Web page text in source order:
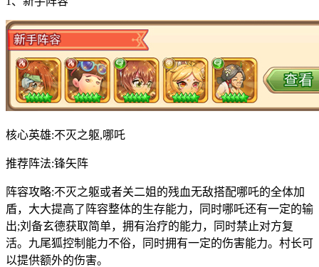
核心英雄:不灭之躯,哪吒
推荐阵法:锋矢阵
阵容攻略:不灭之躯或者关二姐的残血无敌搭配哪吒的全体加
盾，大大提高了阵容整体的生存能力，同时哪吒还有一定的输
出;刘备玄德获取简单，拥有治疗的能力，同时禁止对方复
活。九尾狐控制能力不俗，同时拥有一定的伤害能力。村长可
以提供额外的伤害。